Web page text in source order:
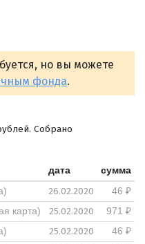
но вы можете
фонда.
Собрано
дата
сумма
26.02.2020
46 ₽
карта)
25.02.2020
971 ₽
25.02.2020
46 ₽